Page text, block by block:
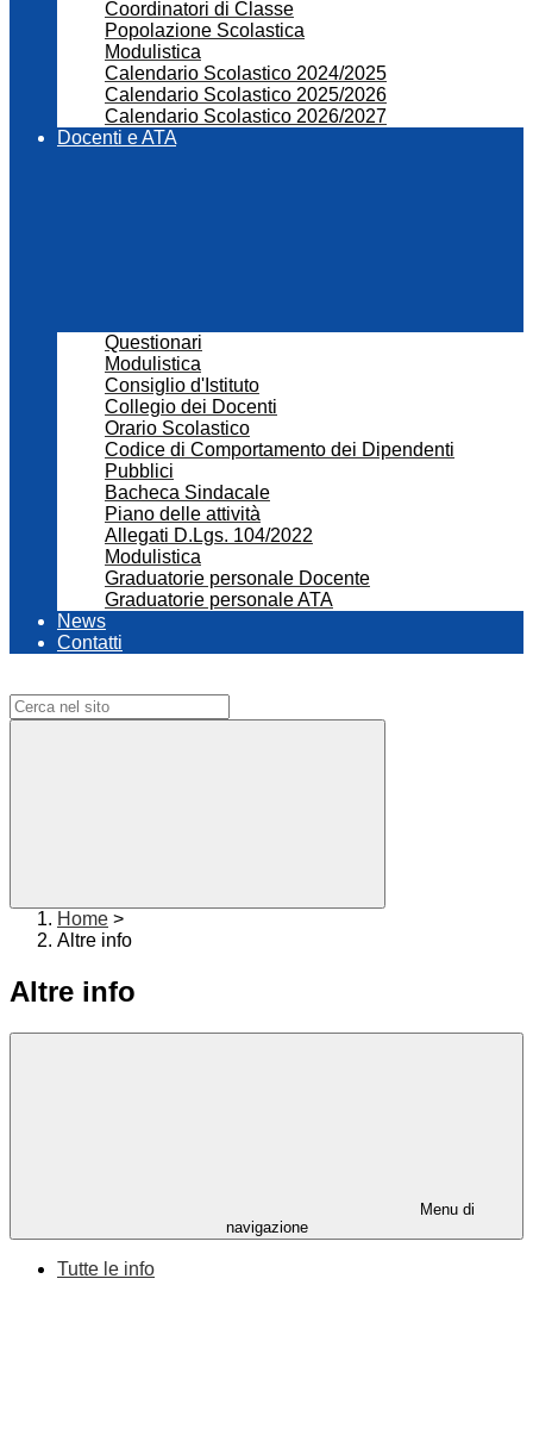
Coordinatori di Classe
Popolazione Scolastica
Modulistica
Calendario Scolastico 2024/2025
Calendario Scolastico 2025/2026
Calendario Scolastico 2026/2027
Docenti e ATA
Questionari
Modulistica
Consiglio d'Istituto
Collegio dei Docenti
Orario Scolastico
Codice di Comportamento dei Dipendenti
Pubblici
Bacheca Sindacale
Piano delle attività
Allegati D.Lgs. 104/2022
Modulistica
Graduatorie personale Docente
Graduatorie personale ATA
News
Contatti
Home >
Altre info
Altre info
Menu di
navigazione
Tutte le info